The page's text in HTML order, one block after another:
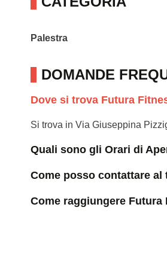
Palestra
DOMANDE
Dove si trova Futura
Si trova in Via Giuseppina
Quali sono gli Orari di
Come posso contattare
Come raggiungere Futura